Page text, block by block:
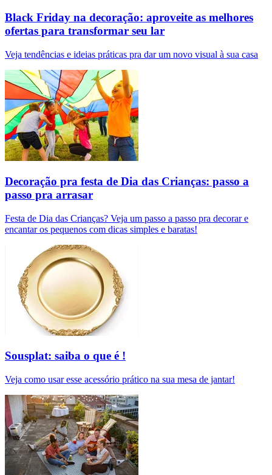
Black Friday na decoração: aproveite as melhores
ofertas para transformar seu lar
Veja tendências e ideias práticas pra dar um novo visual à sua casa
Decoração pra festa de Dia das Crianças: passo a
passo pra arrasar
Festa de Dia das Crianças? Veja um passo a passo pra decorar e
encantar os pequenos com dicas simples e baratas!
Sousplat: saiba o que é !
Veja como usar esse acessório prático na sua mesa de jantar!